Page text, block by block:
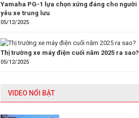
Yamaha PG-1 lựa chọn xứng đáng cho người
yêu xe trung lưu
05/12/2025
Thị trường xe máy điện cuối năm 2025 ra sao?
05/12/2025
VIDEO NỔI BẬT